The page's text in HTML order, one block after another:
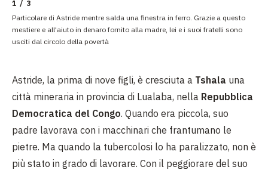
1 / 3
Particolare di Astride mentre salda una finestra in ferro. Grazie a questo
mestiere e all'aiuto in denaro fornito alla madre, lei e i suoi fratelli sono
usciti dal circolo della povertà
Astride, la prima di nove figli, è cresciuta a Tshala una
città mineraria in provincia di Lualaba, nella Repubblica
Democratica del Congo. Quando era piccola, suo
padre lavorava con i macchinari che frantumano le
pietre. Ma quando la tubercolosi lo ha paralizzato, non è
più stato in grado di lavorare. Con il peggiorare del suo